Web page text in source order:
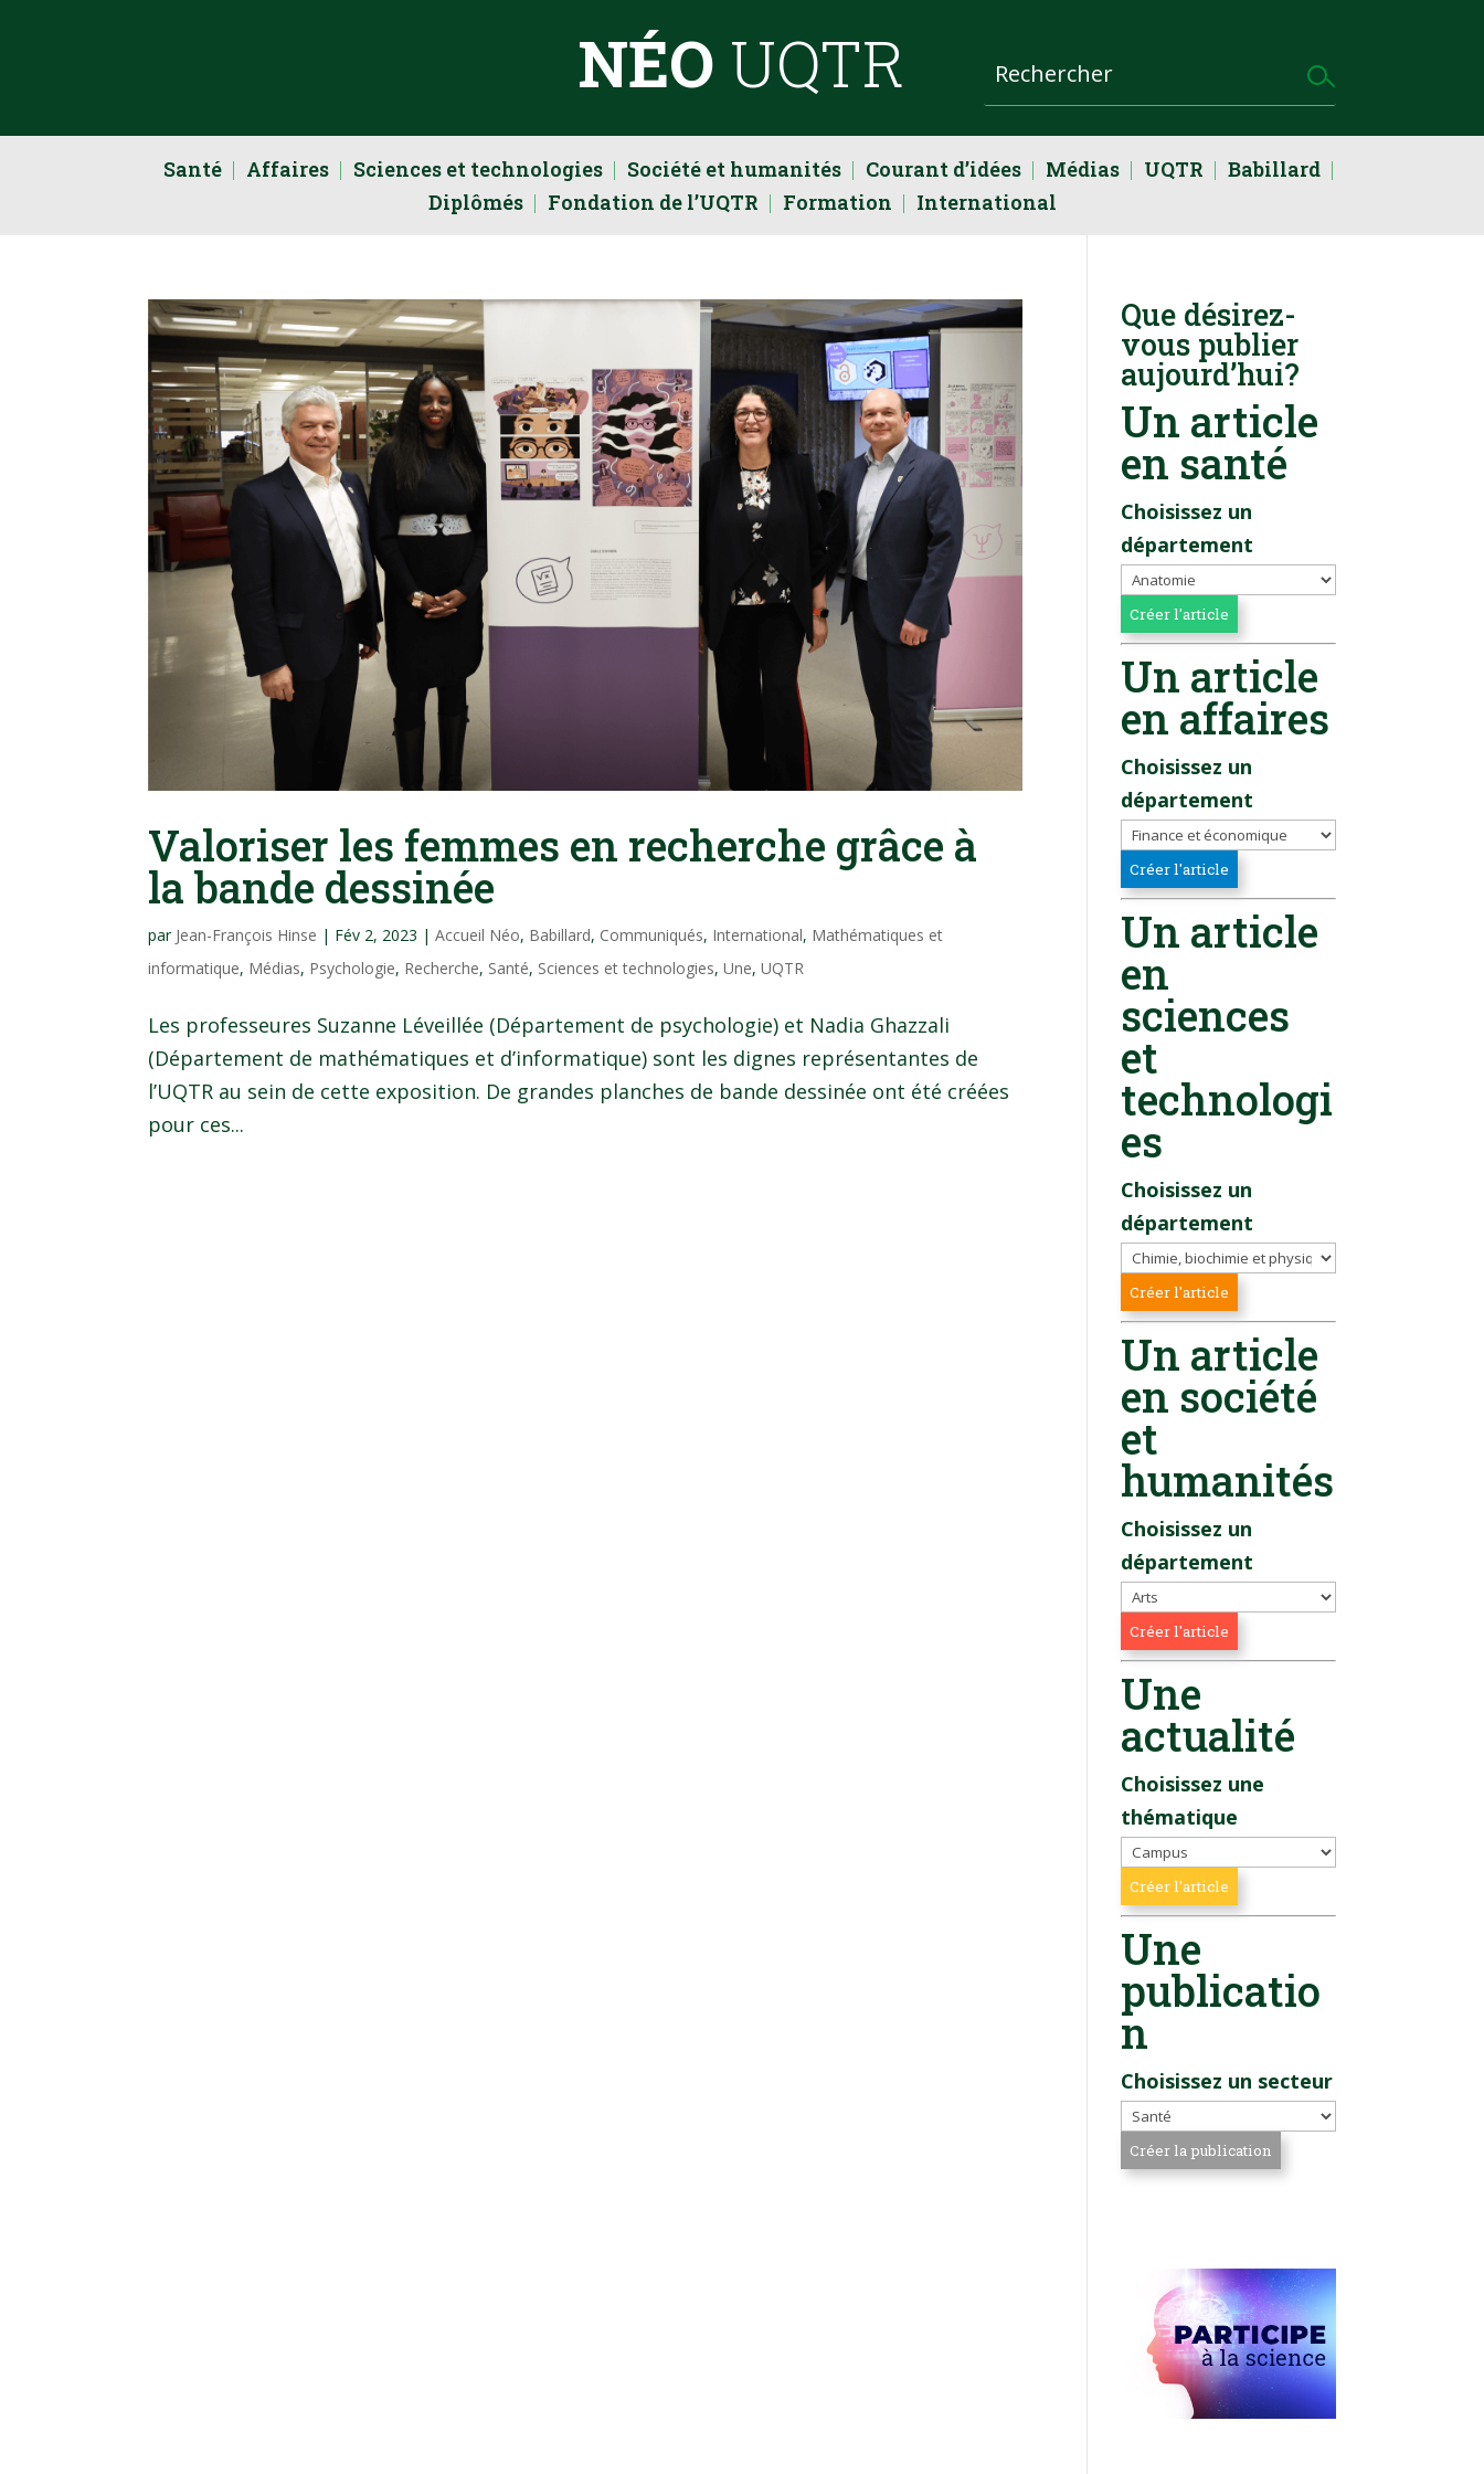
NÉO UQTR
Santé Affaires Sciences et technologies Société et humanités Courant d’idées Médias UQTR
Babillard
Diplômés
Fondation de l’UQTR Formation International
Valoriser les femmes en recherche grâce à
la bande dessinée
par Jean-François Hinse | Fév 2, 2023 |Accueil Néo, Babillard, Communiqués, International, Mathématiques et
informatique, Médias, Psychologie, Recherche, Santé, Sciences et technologies,Une,UQTR
Les professeures Suzanne Léveillée (Département de psychologie) et Nadia Ghazzali
(Département de mathématiques et d’informatique) sont les dignes représentantes de
l’UQTR au sein de cette exposition. De grandes planches de bande dessinée ont été créées
pour ces...
Que désirez-
vous publier
aujourd’hui?
Un article
en santé
Choisissez un
département
Un article
en affaires
Choisissez un
département
Un article
en
sciences
et
technologi
es
Choisissez un
département
Un article
en société
et
humanités
Choisissez un
département
Une
actualité
Choisissez une
thématique
Une
publicatio
n
Choisissez un secteur